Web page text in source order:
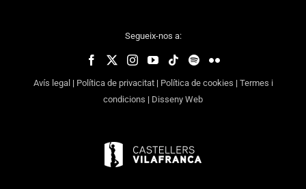
Segueix-nos a:
Avís legal | Política de privacitat| Política de cookies | Termes i
condicions | Disseny Web